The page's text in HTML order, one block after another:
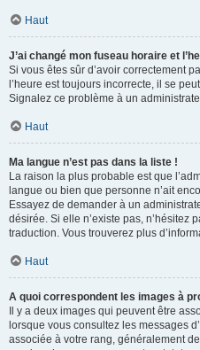
Haut
J’ai changé mon fuseau horaire et
Si vous êtes sûr d’avoir correctement
l’heure est toujours incorrecte, il se
Signalez ce problème à un
Haut
Ma langue n’est pas dans la liste !
La raison la plus probable est que
langue ou bien que personne n’ait
Essayez de demander à un
désirée. Si elle n’existe pas, n’hésitez
traduction. Vous trouverez plus
Haut
A quoi correspondent les images à
Il y a deux images qui peuvent être
lorsque vous consultez les messages
associée à votre rang, généralement